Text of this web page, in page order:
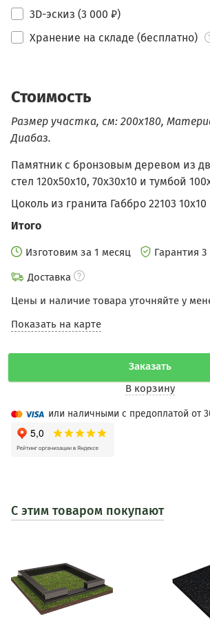
3D-эскиз (3 000 ₽)
Хранение на складе (бесплатно)
Стоимость
Размер участка, см: 200х180,
Диабаз.
Памятник с бронзовым деревом из
стел 120х50х10, 70х30х10 и тумбой
Цоколь из гранита Габбро 22103 10х10
Итого
Изготовим за 1 месяц
Гарантия 3
Доставка
Цены и наличие товара уточняйте у
Показать на карте
Заказать
В корзину
или наличными с предоплатой от
С этим товаром покупают